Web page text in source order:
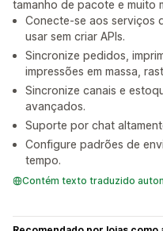
tamanho de pacote e muito
Conecte-se aos serviços
usar sem criar APIs.
Sincronize pedidos,
impressões em massa,
Sincronize canais e
avançados.
Suporte por chat
Configure padrões de
tempo.
Contém texto traduzido